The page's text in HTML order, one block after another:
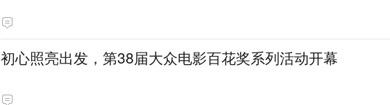
初心照亮出发，第38届大众电影百花奖系列活动开幕